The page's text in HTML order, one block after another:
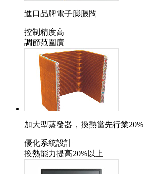
進口品牌電子膨脹閥
控制精度高
調節范圍廣
加大型蒸發器，換熱當先行業20%
優化系統設計
換熱能力提高20%以上